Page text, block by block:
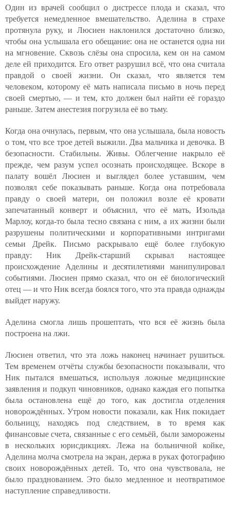
Один из врачей сообщил о дистрессе плода и сказал, что
требуется немедленное вмешательство. Аделина в страхе
протянула руку, и Люсиен наклонился достаточно близко,
чтобы она услышала его обещание: она не останется одна ни
на мгновение. Сквозь слёзы она спросила, кем он на самом
деле ей приходится. Его ответ разрушил всё, что она считала
правдой о своей жизни. Он сказал, что является тем
человеком, которому её мать написала письмо в ночь перед
своей смертью, — и тем, кто должен был найти её гораздо
раньше. Затем анестезия погрузила её во тьму.
Когда она очнулась, первым, что она услышала, была новость
о том, что все трое детей выжили. Два мальчика и девочка. В
безопасности. Стабильны. Живы. Облегчение накрыло её
прежде, чем разум успел осознать происходящее. Вскоре в
палату вошёл Люсиен и выглядел более уставшим, чем
позволял себе показывать раньше. Когда она потребовала
правду о своей матери, он положил возле её кровати
запечатанный конверт и объяснил, что её мать, Изольда
Марлоу, когда-то была тесно связана с ним, а их жизни были
разрушены политическими и корпоративными интригами
семьи Дрейк. Письмо раскрывало ещё более глубокую
правду: Ник Дрейк-старший скрывал настоящее
происхождение Аделины и десятилетиями манипулировал
событиями. Люсиен прямо сказал, что он её биологический
отец — и что Ник всегда боялся того, что эта правда однажды
выйдет наружу.
Аделина смогла лишь прошептать, что вся её жизнь была
построена на лжи.
Люсиен ответил, что эта ложь наконец начинает рушиться.
Тем временем отчёты службы безопасности показывали, что
Ник пытался вмешаться, используя ложные медицинские
заявления и подкуп чиновников, однако каждая его попытка
была остановлена ещё до того, как достигла отделения
новорождённых. Утром новости показали, как Ник покидает
больницу, находясь под следствием, в то время как
финансовые счета, связанные с его семьёй, были заморожены
в нескольких юрисдикциях. Лежа на больничной койке,
Аделина молча смотрела на экран, держа в руках фотографию
своих новорождённых детей. То, что она чувствовала, не
было празднованием. Это было медленное и неотвратимое
наступление справедливости.